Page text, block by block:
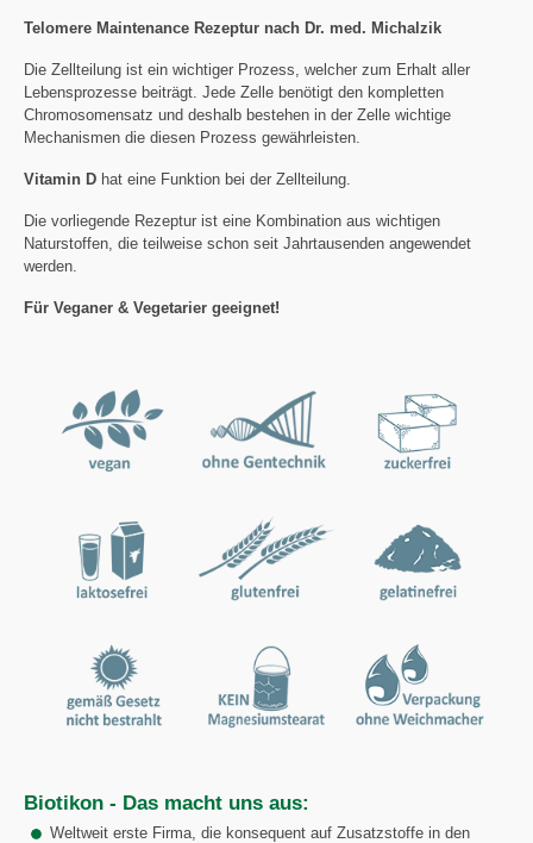
Telomere Maintenance Rezeptur nach Dr. med. Michalzik
Die Zellteilung ist ein wichtiger Prozess, welcher zum Erhalt aller
Lebensprozesse beiträgt. Jede Zelle benötigt den kompletten
Chromosomensatz und deshalb bestehen in der Zelle wichtige
Mechanismen die diesen Prozess gewährleisten.
Vitamin D hat eine Funktion bei der Zellteilung.
Die vorliegende Rezeptur ist eine Kombination aus wichtigen
Naturstoffen, die teilweise schon seit Jahrtausenden angewendet
werden.
Für Veganer & Vegetarier geeignet!
Biotikon - Das macht uns aus:
Weltweit erste Firma, die konsequent auf Zusatzstoffe in den